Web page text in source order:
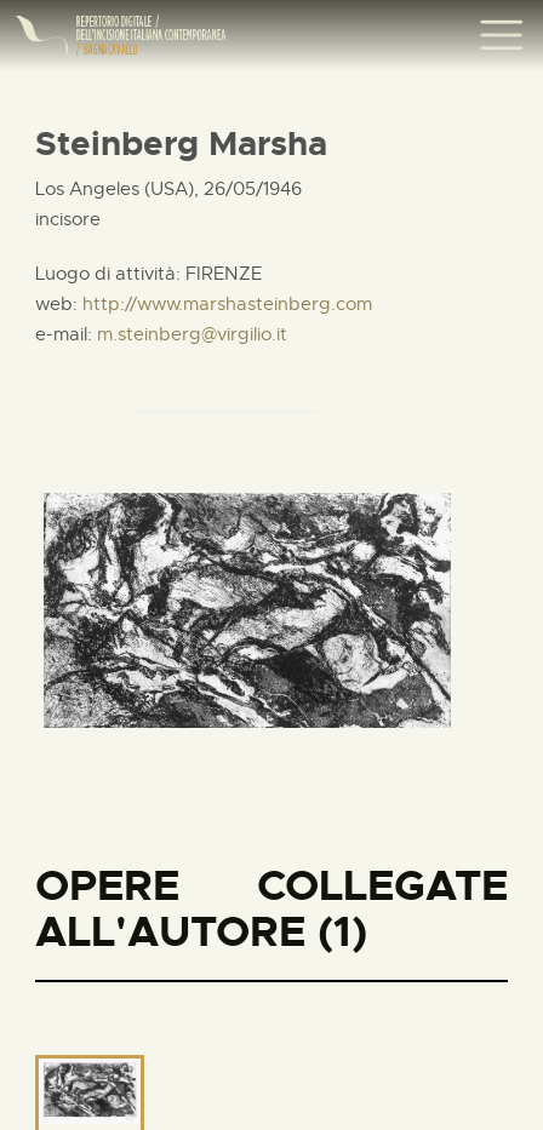
Steinberg Marsha
Los Angeles (USA), 26/05/1946
incisore
Luogo di attività: FIRENZE
web: http://www.marshasteinberg.com
e-mail: m.steinberg@virgilio.it
OPERE COLLEGATE
ALL'AUTORE (1)